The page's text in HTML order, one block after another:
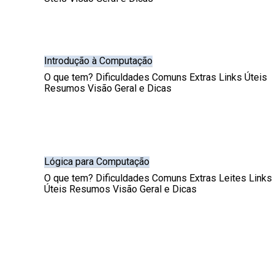
Introdução à Computação
O que tem? Dificuldades Comuns Extras Links Úteis
Resumos Visão Geral e Dicas
Lógica para Computação
O que tem? Dificuldades Comuns Extras Leites Links
Úteis Resumos Visão Geral e Dicas